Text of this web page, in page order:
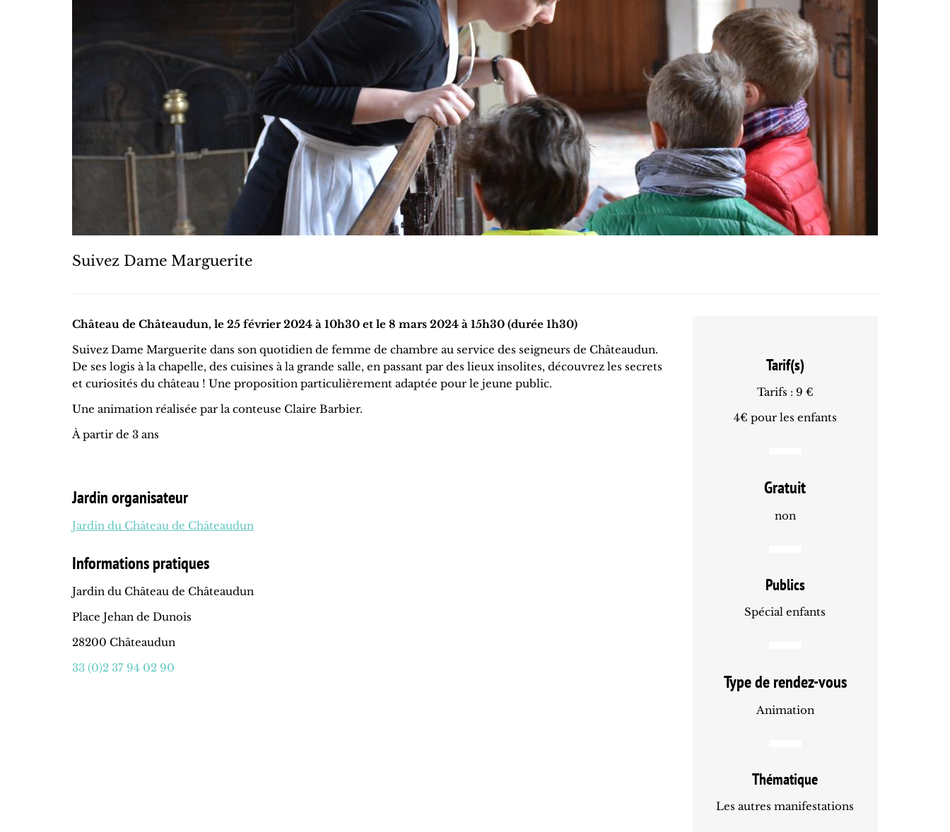
Suivez Dame Marguerite
Château de Châteaudun, le 25 février 2024 à 10h30 et le 8 mars 2024 à 15h30 (durée 1h30)
Suivez Dame Marguerite dans son quotidien de femme de chambre au service des seigneurs de Châteaudun.
De ses logis à la chapelle, des cuisines à la grande salle, en passant par des lieux insolites, découvrez les secrets
et curiosités du château ! Une proposition particulièrement adaptée pour le jeune public.
Une animation réalisée par la conteuse Claire Barbier.
À partir de 3 ans
Jardin organisateur
Jardin du Château de Châteaudun
Informations pratiques
Jardin du Château de Châteaudun
Place Jehan de Dunois
28200 Châteaudun
33 (0)2 37 94 02 90
Tarif(s)
Tarifs : 9 €
4€ pour les enfants
Gratuit
non
Publics
Spécial enfants
Type de rendez-vous
Animation
Thématique
Les autres manifestations